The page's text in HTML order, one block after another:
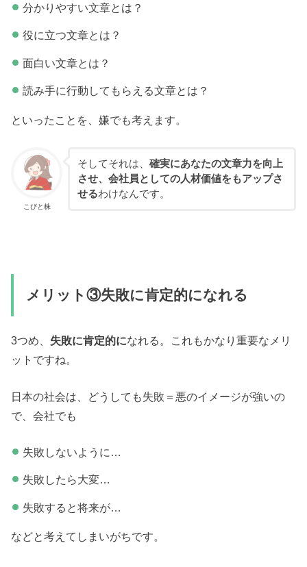
分かりやすい文章とは？
役に立つ文章とは？
面白い文章とは？
読み手に行動してもらえる文章とは？
といったことを、嫌でも考えます。
こびと株
そしてそれは、 確実にあなたの文章力を向上
させ、会社員としての人材価値をもアップさ
せるわけなんです。
メリット③失敗に肯定的になれる
3つめ、 失敗に肯定的になれる。これもかなり重要なメリ
ットですね。
日本の社会は、どうしても失敗＝悪のイメージが強いの
で、会社でも
失敗しないように…
失敗したら大変…
失敗すると将来が…
などと考えてしまいがちです。